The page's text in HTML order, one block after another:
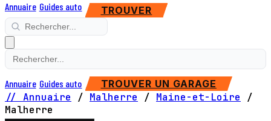
Annuaire Guides auto TROUVER
Annuaire Guides auto TROUVER UN GARAGE
// Annuaire / Malherre / Maine-et-Loire
/
Malherre